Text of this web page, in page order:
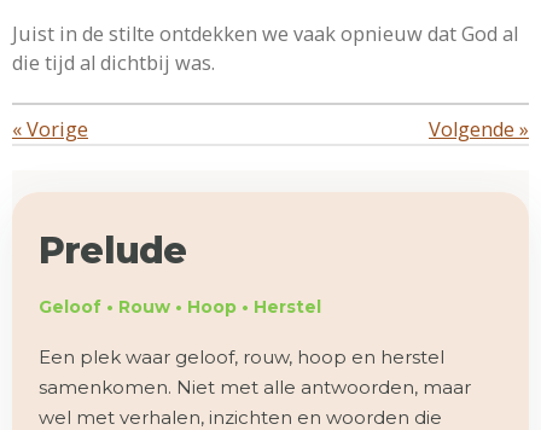
Juist in de stilte ontdekken we vaak opnieuw dat God al
die tijd al dichtbij was.
«Vorige Volgende »
Prelude
Geloof • Rouw • Hoop • Herstel
Een plek waar geloof, rouw, hoop en herstel
samenkomen. Niet met alle antwoorden, maar
wel met verhalen, inzichten en woorden die